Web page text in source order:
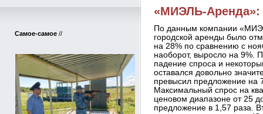
Самое-самое //
«МИЭЛЬ-Аренда»:
По данным компании
городской аренды было
на 28% по сравнению с
наоборот, выросло на 9%.
падение спроса и
оставался довольно
превысил предложение на
Максимальный спрос на
ценовом диапазоне от 25
предложение в 1,57 раза.